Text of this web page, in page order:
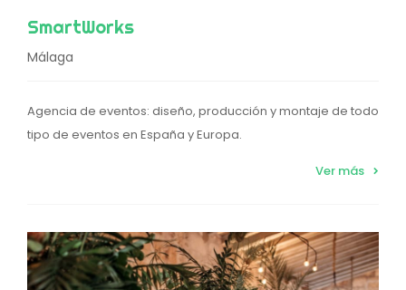
SmartWorks
Málaga
Agencia de eventos: diseño, producción y montaje de todo
tipo de eventos en España y Europa.
Ver más